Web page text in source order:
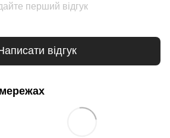
перший відгук
відгук